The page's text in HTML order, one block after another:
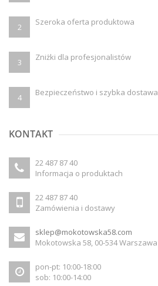
2 Szeroka oferta produktowa
3 Zniżki dla profesjonalistów
4 Bezpieczeństwo i szybka dostawa
KONTAKT
22 487 87 40
Informacja o produktach
22 487 87 40
Zamówienia i dostawy
sklep@mokotowska58.com
Mokotowska 58, 00-534 Warszawa
pon-pt: 10:00-18:00
sob: 10:00-14:00